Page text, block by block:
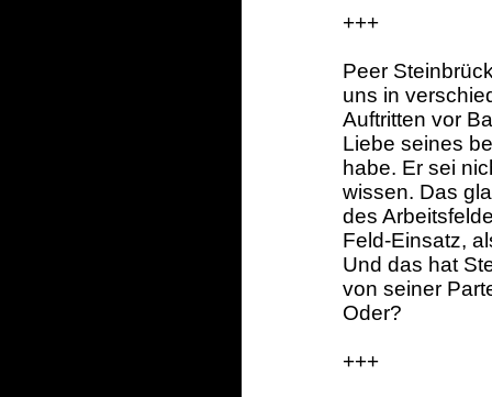
+++
Peer
uns in
Auftritten vor
Liebe seines
habe. Er sei
wissen. Das
des
Feld-Einsatz,
Und das hat
von seiner
Oder?
+++